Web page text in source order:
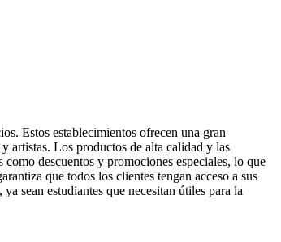
Estos establecimientos ofrecen una gran
artistas. Los productos de alta calidad y las
descuentos y promociones especiales, lo que
que todos los clientes tengan acceso a sus
sean estudiantes que necesitan útiles para la